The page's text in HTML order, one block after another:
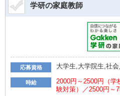
学研の家庭教師
応募資格 大学生,大学院生,社
時給
2000円～2500円（学
験対策）／2500円～